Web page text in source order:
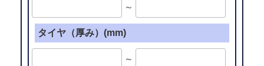
～
タイヤ（厚み）(mm)
～